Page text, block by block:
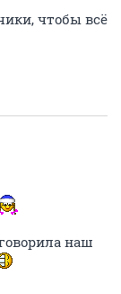
чтобы всё
наш